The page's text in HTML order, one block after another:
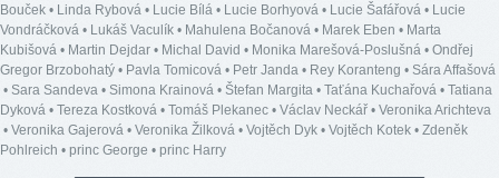
Bouček • Linda Rybová • Lucie Bílá • Lucie Borhyová • Lucie Šafářová • Lucie
Vondráčková • Lukáš Vaculík • Mahulena Bočanová • Marek Eben • Marta
Kubišová • Martin Dejdar • Michal David • Monika Marešová-Poslušná • Ondřej
Gregor Brzobohatý • Pavla Tomicová • Petr Janda • Rey Koranteng • Sára Affašová
• Sara Sandeva • Simona Krainová • Štefan Margita • Taťána Kuchařová • Tatiana
Dyková • Tereza Kostková • Tomáš Plekanec • Václav Neckář • Veronika Arichteva
• Veronika Gajerová • Veronika Žilková • Vojtěch Dyk • Vojtěch Kotek • Zdeněk
Pohlreich • princ George • princ Harry